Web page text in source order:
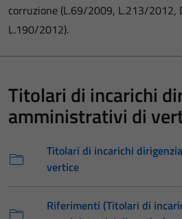
corruzione (L.69/2009, L.213/2012,
L.190/2012).
Titolari di incarichi
amministrativi di
Titolari di incarichi
vertice
Riferimenti (Titolari di